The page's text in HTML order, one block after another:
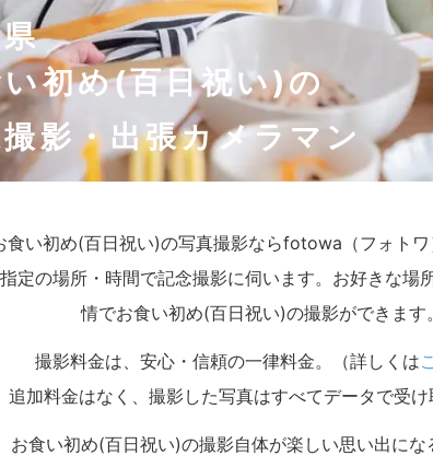
初め(百日祝い)の
影・出張カメラマン
食い初め(百日祝い)の写真撮影ならfotowa（フォトワ
定の場所・時間で記念撮影に伺います。お好きな場
情でお食い初め(百日祝い)の撮影ができます。
撮影料金は、安心・信頼の一律料金。（詳しくは
追加料金はなく、撮影した写真はすべてデータで受け
お食い初め(百日祝い)の撮影自体が楽しい思い出にな